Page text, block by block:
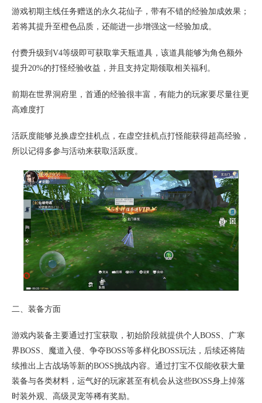
游戏初期主线任务赠送的永久花仙子，带有不错的经验加成效果；
若将其提升至橙色品质，还能进一步增强这一经验加成。
付费升级到V4等级即可获取掌天瓶道具，该道具能够为角色额外
提升20%的打怪经验收益，并且支持定期领取相关福利。
前期在世界洞府里，首通的经验很丰富，有能力的玩家要尽量往更
高难度打
活跃度能够兑换虚空挂机点，在虚空挂机点打怪能获得超高经验，
所以记得多参与活动来获取活跃度。
二、装备方面
游戏内装备主要通过打宝获取，初始阶段就提供个人BOSS、广寒
界BOSS、魔道入侵、争夺BOSS等多样化BOSS玩法，后续还将陆
续推出上古战场等新的BOSS挑战内容。通过打宝不仅能收获大量
装备与各类材料，运气好的玩家甚至有机会从这些BOSS身上掉落
时装外观、高级灵宠等稀有奖励。